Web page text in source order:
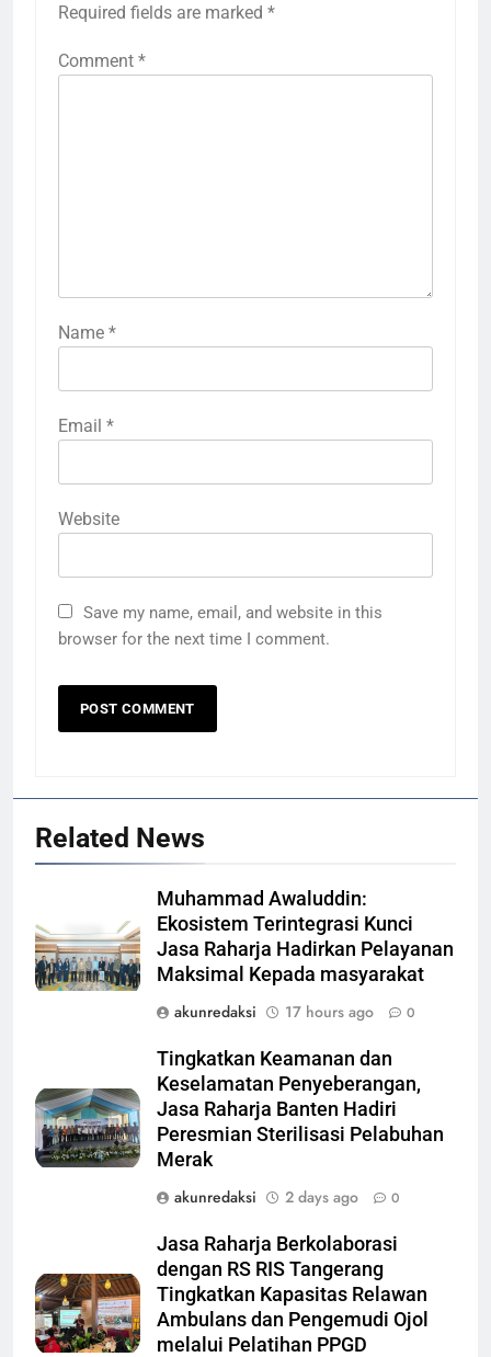
Required fields are marked *
Comment *
Name *
Email *
Website
Save my name, email, and website in this
browser for the next time I comment.
Related News
Muhammad Awaluddin:
Ekosistem Terintegrasi Kunci
Jasa Raharja Hadirkan Pelayanan
Maksimal Kepada masyarakat
akunredaksi
17 hours ago 0
Tingkatkan Keamanan dan
Keselamatan Penyeberangan,
Jasa Raharja Banten Hadiri
Peresmian Sterilisasi Pelabuhan
Merak
akunredaksi
2 days ago 0
Jasa Raharja Berkolaborasi
dengan RS RIS Tangerang
Tingkatkan Kapasitas Relawan
Ambulans dan Pengemudi Ojol
melalui Pelatihan PPGD